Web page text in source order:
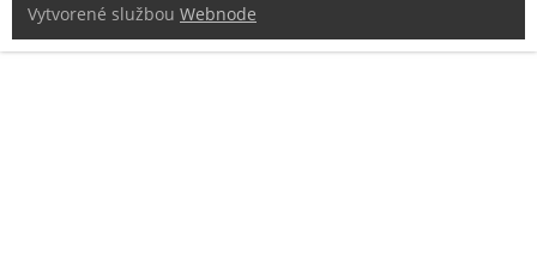
Vytvorené službou Webnode